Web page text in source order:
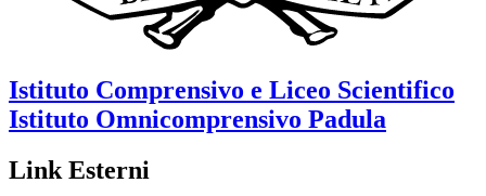
Istituto Comprensivo e Liceo Scientifico
Istituto Omnicomprensivo Padula
Link Esterni